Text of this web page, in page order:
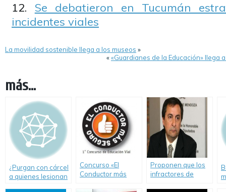
Se debatieron en Tucumán
incidentes viales
La movilidad sostenible llega a los museos »
««Guardianes de la Educación» llega
más...
¿Purgan con cárcel
a quienes lesionan
Concurso «El
Conductor más
Proponen que los
infractores de